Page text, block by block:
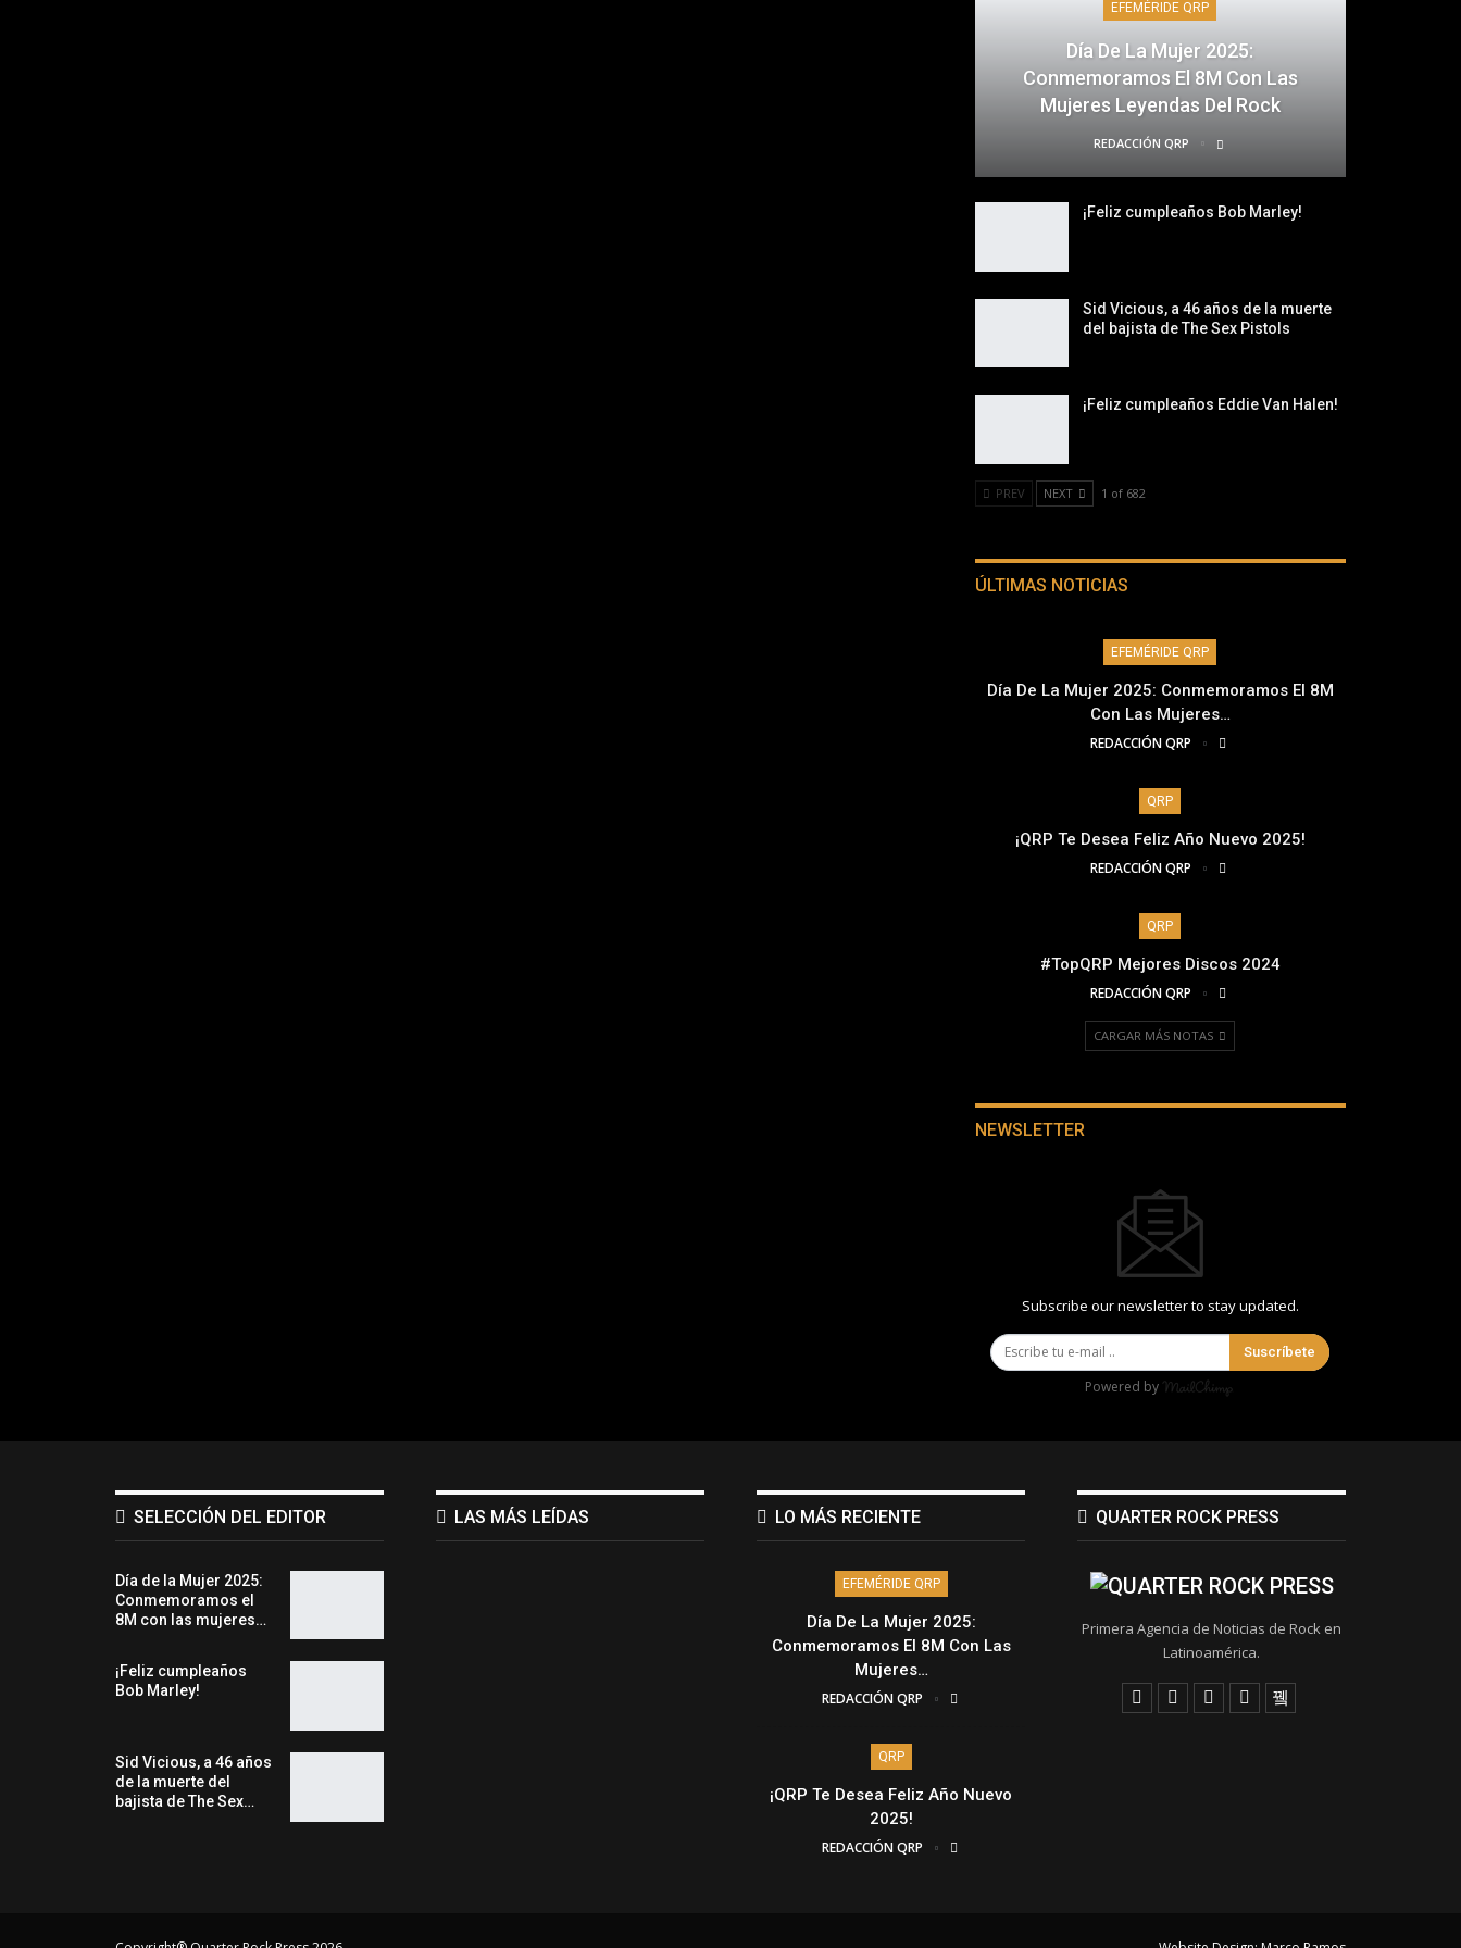
EFEMÉRIDE QRP
Día De La Mujer 2025:
Conmemoramos El 8M Con Las
Mujeres Leyendas Del Rock
REDACCIÓN QRP
¡Feliz cumpleaños Bob Marley!
Sid Vicious, a 46 años de la muerte
del bajista de The Sex Pistols
¡Feliz cumpleaños Eddie Van Halen!
PREV NEXT 1 of 682
ÚLTIMAS NOTICIAS
EFEMÉRIDE QRP
Día De La Mujer 2025: Conmemoramos El 8M
Con Las Mujeres…
REDACCIÓN QRP
QRP
¡QRP Te Desea Feliz Año Nuevo 2025!
REDACCIÓN QRP
QRP
#TopQRP Mejores Discos 2024
REDACCIÓN QRP
CARGAR MÁS NOTAS
NEWSLETTER
Subscribe our newsletter to stay updated.
Suscríbete
Powered by
SELECCIÓN DEL EDITOR
Día de la Mujer 2025:
Conmemoramos el
8M con las mujeres…
¡Feliz cumpleaños
Bob Marley!
Sid Vicious, a 46 años
de la muerte del
bajista de The Sex…
LAS MÁS LEÍDAS LO MÁS RECIENTE
EFEMÉRIDE QRP
Día De La Mujer 2025:
Conmemoramos El 8M Con Las
Mujeres…
REDACCIÓN QRP
QRP
¡QRP Te Desea Feliz Año Nuevo
2025!
REDACCIÓN QRP
QUARTER ROCK PRESS
Primera Agencia de Noticias de Rock en
Latinoamérica.